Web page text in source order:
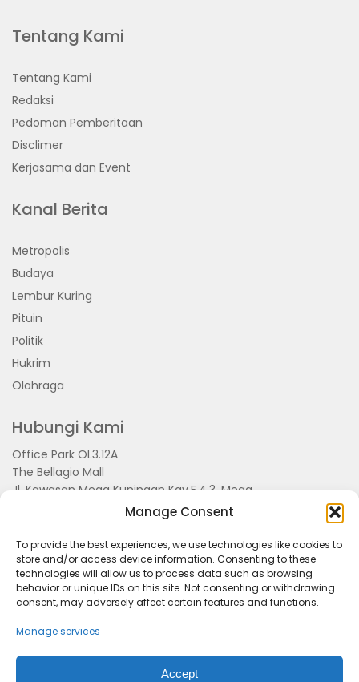
Manage Consent
To provide the best experiences, we use technologies like cookies to
store and/or access device information. Consenting to these
technologies will allow us to process data such as browsing
behavior or unique IDs on this site. Not consenting or withdrawing
consent, may adversely affect certain features and functions.
Manage services
Accept
Tentang Kami
Tentang Kami
Redaksi
Pedoman Pemberitaan
Disclimer
Kerjasama dan Event
Kanal Berita
Metropolis
Budaya
Lembur Kuring
Pituin
Politik
Hukrim
Olahraga
Hubungi Kami
Office Park OL3.12A
The Bellagio Mall
Jl. Kawasan Mega Kuningan Kav.E.4.3, Mega
Kuningan, Kel. Kuningan Timur,
Kec.Setiabudi, Jakarta Selatan 15810